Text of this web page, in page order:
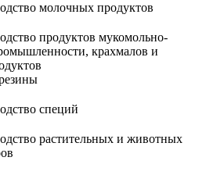
молочных продуктов
продуктов мукомольно-
крахмалов и
специй
растительных и животных